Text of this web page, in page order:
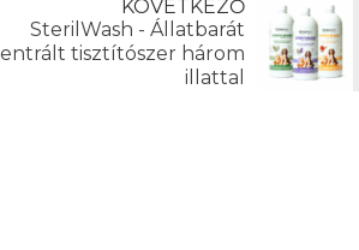
KÖVETKEZŐ
SterilWash - Állatbarát
tisztítószer három
illattal